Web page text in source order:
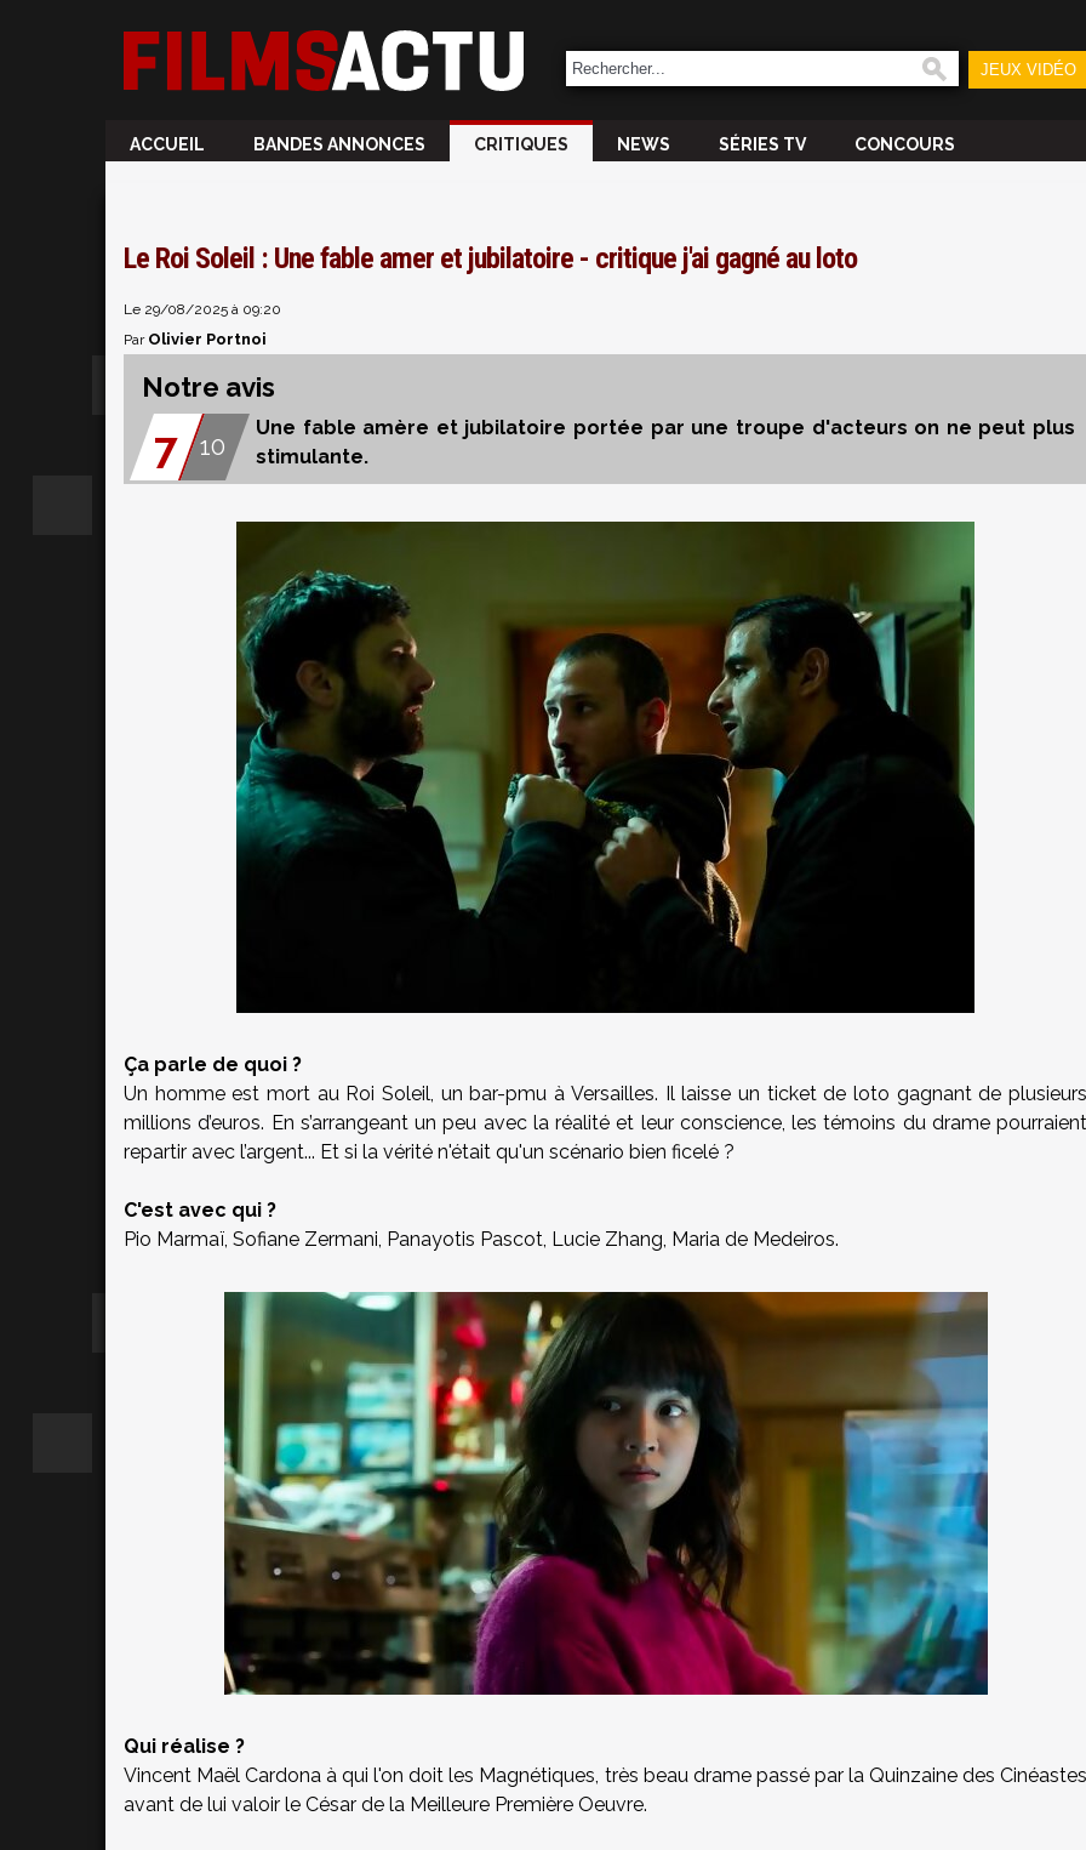
JEUX VIDÉO
ACCUEIL BANDES ANNONCES CRITIQUES NEWS SÉRIES TV CONCOURS
Le Roi Soleil : Une fable amer et jubilatoire - critique j'ai gagné au loto
Le 29/08/2025 à 09:20
Par Olivier Portnoi
Notre avis
7 10
Une fable amère et jubilatoire portée par une troupe d'acteurs on ne peut plus
stimulante.
Ça parle de quoi ?
Un homme est mort au Roi Soleil, un bar-pmu à Versailles. Il laisse un ticket de loto gagnant de plusieurs
millions d’euros. En s’arrangeant un peu avec la réalité et leur conscience, les témoins du drame pourraient
repartir avec l’argent... Et si la vérité n'était qu'un scénario bien ficelé ?
C'est avec qui ?
Pio Marmaï, Sofiane Zermani, Panayotis Pascot, Lucie Zhang, Maria de Medeiros.
Qui réalise ?
Vincent Maël Cardona à qui l'on doit les Magnétiques, très beau drame passé par la Quinzaine des Cinéastes
avant de lui valoir le César de la Meilleure Première Oeuvre.